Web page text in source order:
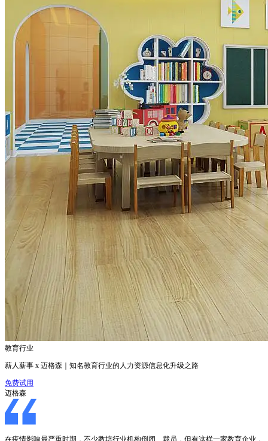
教育行业
薪人薪事 x 迈格森｜知名教育行业的人力资源信息化升级之路
免费试用
迈格森
在疫情影响最严重时期，不少教培行业机构倒闭、裁员，但有这样一家教育企业，